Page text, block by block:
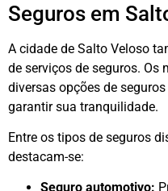
Seguros em
A cidade de Salto Veloso
de serviços de seguros. Os
diversas opções de
garantir sua tranquilidade.
Entre os tipos de seguros
destacam-se:
Seguro automotivo: